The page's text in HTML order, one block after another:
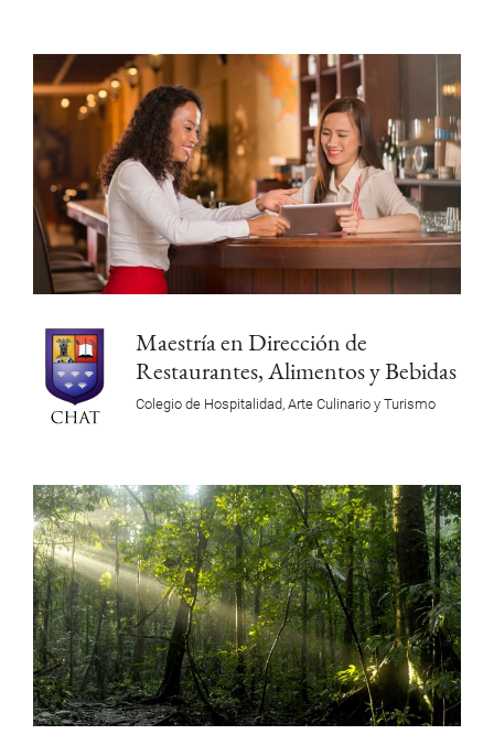
Maestría en Dirección de
Restaurantes, Alimentos y Bebidas
Colegio de Hospitalidad, Arte Culinario y Turismo